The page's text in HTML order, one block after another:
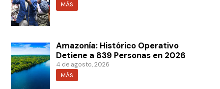
MÁS
Amazonía: Histórico Operativo
Detiene a 839 Personas en 2026
4 de agosto, 2026
MÁS